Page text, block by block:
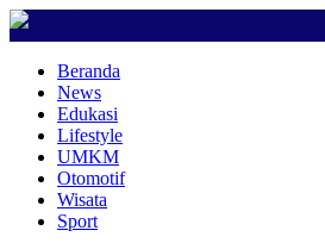
Beranda
News
Edukasi
Lifestyle
UMKM
Otomotif
Wisata
Sport